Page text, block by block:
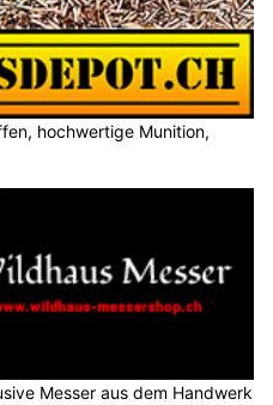
hochwertige Munition,
Messer aus dem Handwerk